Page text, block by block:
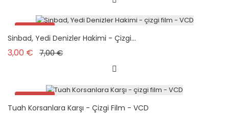
Promo !
Sinbad, Yedi Denizler Hakimi - Çizgi...
3,00 € Prix de base
7,00 €Prix
Promo !
Tuah Korsanlara Karşı - Çizgi Film - VCD